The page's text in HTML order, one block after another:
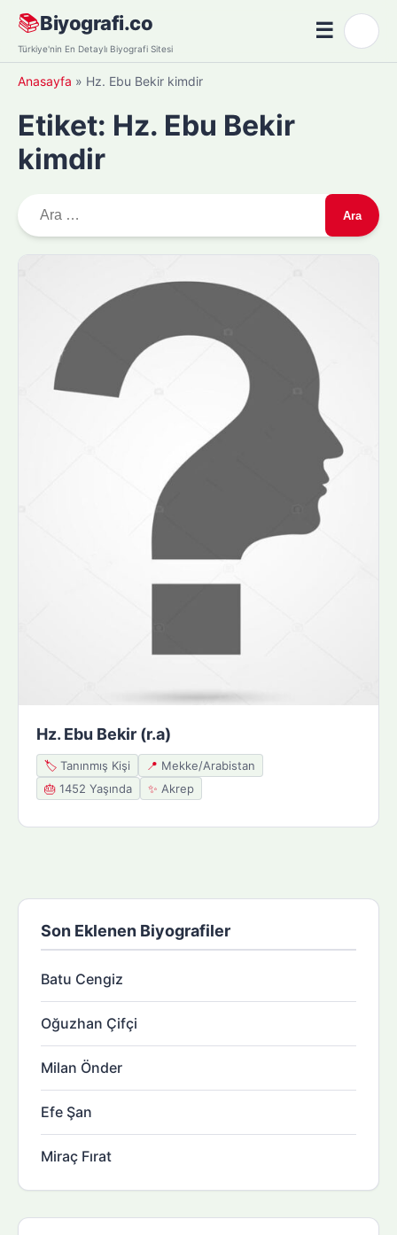
Skip
content
📚Biyografi.co
Türkiye'nin En Detaylı Biyografi Sitesi
☰Menü
Anasayfa » Hz. Ebu Bekir kimdir
Etiket: Hz. Ebu Bekir
kimdir
r
Hz. Ebu Bekir (r.a)
🏷️ Tanınmış Kişi 📍 Mekke/Arabistan
🎂 1452 Yaşında ✨ Akrep
Son Eklenen Biyografiler
Batu Cengiz
Oğuzhan Çifçi
Milan Önder
Efe Şan
Miraç Fırat